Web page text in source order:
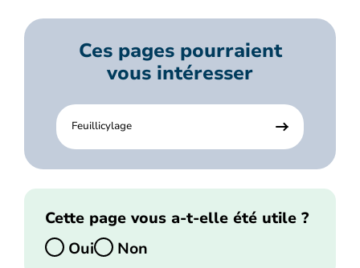
Ces pages pourraient
vous intéresser
Feuillicylage
Cette page vous a-t-elle été utile ?
Oui
Non